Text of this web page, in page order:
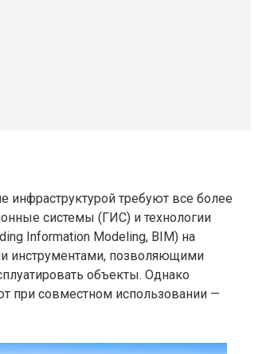
инфраструктурой требуют все более
системы (ГИС) и технологии
Information Modeling, BIM) на
инструментами, позволяющими
объекты. Однако
при совместном использовании —